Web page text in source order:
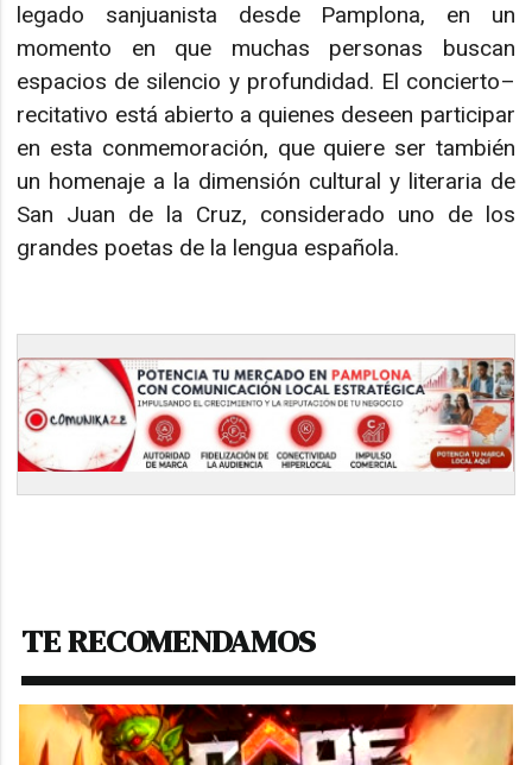
legado sanjuanista desde Pamplona, en un
momento en que muchas personas buscan
espacios de silencio y profundidad. El concierto–
recitativo está abierto a quienes deseen participar
en esta conmemoración, que quiere ser también
un homenaje a la dimensión cultural y literaria de
San Juan de la Cruz, considerado uno de los
grandes poetas de la lengua española.​
TE RECOMENDAMOS